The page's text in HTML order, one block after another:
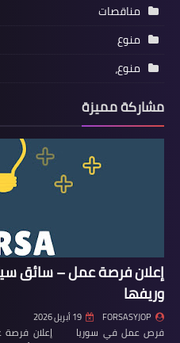
مناقصات
منوع
منوع،
مشاركة مميزة
إعلان فرصة عمل – سائق
وريفها
FORSASYJOP 19 أبريل 2026
فرص عمل في سوريا إعلان فرصة